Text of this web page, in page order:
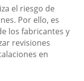
el riesgo de
Por ello, es
los fabricantes y
revisiones
en